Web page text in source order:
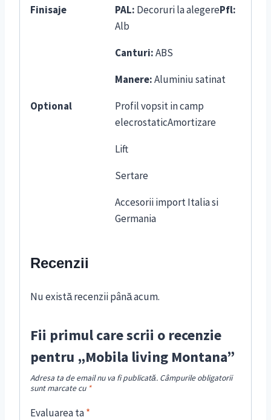
Finisaje PAL: Decoruri la alegerePfl:
Alb
Canturi:ABS
Manere:Aluminiu satinat
Optional
Profil vopsit in camp
elecrostaticAmortizare
Lift
Sertare
Accesorii import Italia si
Germania
Recenzii
Nu există recenzii până acum.
Fii primul care scrii o recenzie
pentru „Mobila living Montana”
Adresa ta de email nu va fi publicată. Câmpurile obligatorii
sunt marcate cu *
Evaluarea ta*